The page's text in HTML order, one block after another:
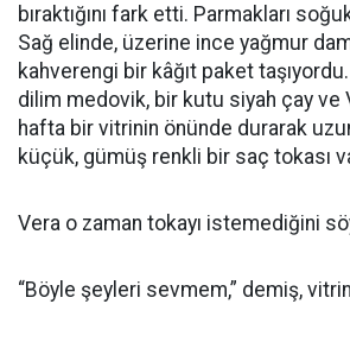
bıraktığını fark etti. Parmakları
Sağ elinde, üzerine ince yağmur
kahverengi bir kâğıt paket
dilim medovik, bir kutu siyah çay ve
hafta bir vitrinin önünde durarak
küçük, gümüş renkli bir saç tokası
Vera o zaman tokayı istemediğini
“Böyle şeyleri sevmem,” demiş,